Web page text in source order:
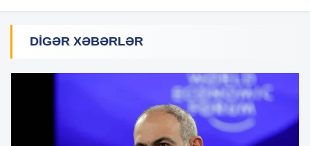
DIGƏR XƏBƏRLƏR